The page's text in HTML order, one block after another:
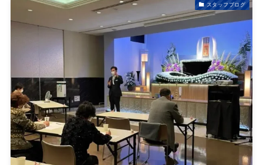
スタッフブログ